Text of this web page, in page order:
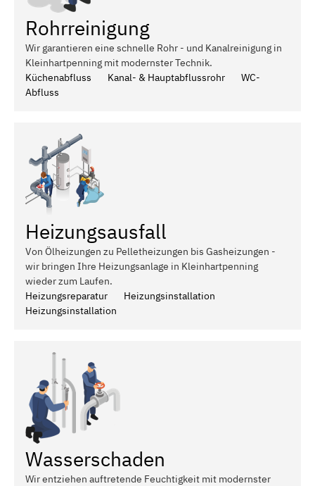
Rohrreinigung
Wir garantieren eine schnelle Rohr - und Kanalreinigung in
Kleinhartpenning mit modernster Technik.
Küchenabfluss
Kanal- & Hauptabflussrohr
WC-
Abfluss
Heizungsausfall
Von Ölheizungen zu Pelletheizungen bis Gasheizungen -
wir bringen Ihre Heizungsanlage in Kleinhartpenning
wieder zum Laufen.
Heizungsreparatur
Heizungsinstallation
Heizungsinstallation
Wasserschaden
Wir entziehen auftretende Feuchtigkeit mit modernster